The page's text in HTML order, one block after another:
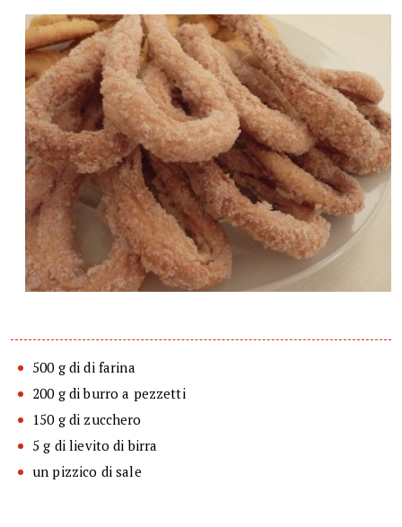
500 g di di farina
200 g di burro a pezzetti
150 g di zucchero
5 g di lievito di birra
un pizzico di sale